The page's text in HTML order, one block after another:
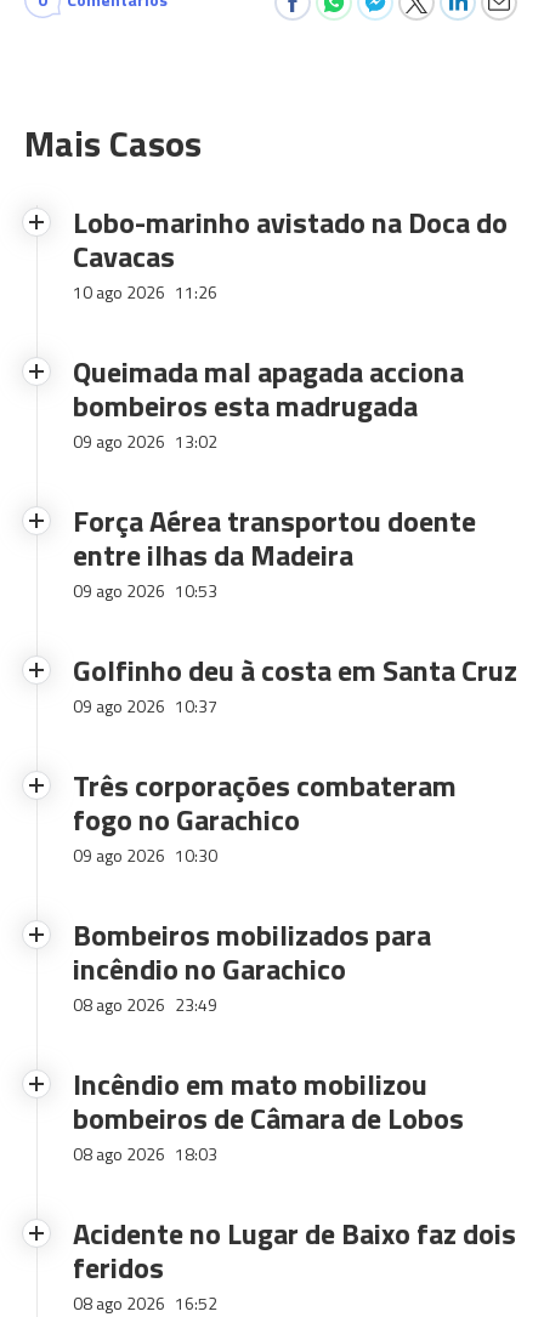
Mais Casos
Lobo-marinho avistado na Doca do
Cavacas
10 ago 2026 11:26
Queimada mal apagada acciona
bombeiros esta madrugada
09 ago 2026 13:02
Força Aérea transportou doente
entre ilhas da Madeira
09 ago 2026 10:53
Golfinho deu à costa em Santa Cruz
09 ago 2026 10:37
Três corporações combateram
fogo no Garachico
09 ago 2026 10:30
Bombeiros mobilizados para
incêndio no Garachico
08 ago 2026 23:49
Incêndio em mato mobilizou
bombeiros de Câmara de Lobos
08 ago 2026 18:03
Acidente no Lugar de Baixo faz dois
feridos
08 ago 2026 16:52